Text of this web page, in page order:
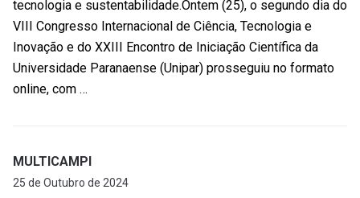
tecnologia e sustentabilidade.Ontem (25), o segundo dia do
VIII Congresso Internacional de Ciência, Tecnologia e
Inovação e do XXIII Encontro de Iniciação Científica da
Universidade Paranaense (Unipar) prosseguiu no formato
online, com …
MULTICAMPI
25 de Outubro de 2024